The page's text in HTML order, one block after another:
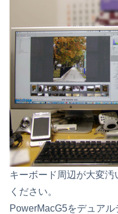
キーボード周辺が大変
ください。
PowerMacG5をデュアル